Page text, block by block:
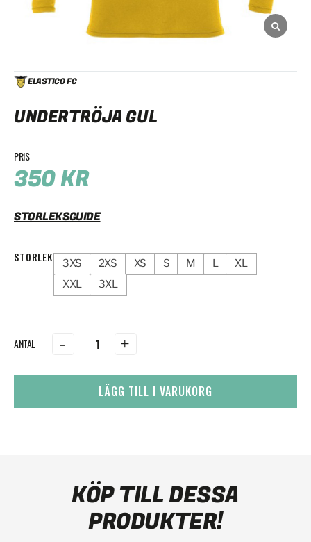
ELASTICO FC
UNDERTRÖJA GUL
350KR
STORLEKSGUIDE
STORLEK 3XS 2XS XS S M L
XL
XXL
3XL
- +
LÄGG TILL I VARUKORG
KÖP TILL DESSA
PRODUKTER!